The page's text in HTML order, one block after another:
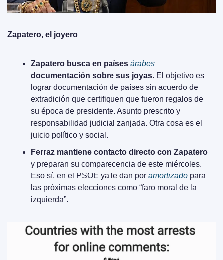
Zapatero, el joyero
Zapatero busca en países árabes
documentación sobre sus joyas. El objetivo es
lograr documentación de países sin acuerdo de
extradición que certifiquen que fueron regalos de
su época de presidente. Asunto prescrito y
responsabilidad judicial zanjada. Otra cosa es el
juicio político y social.
Ferraz mantiene contacto directo con Zapatero
y preparan su comparecencia de este miércoles.
Eso sí, en el PSOE ya le dan por amortizado para
las próximas elecciones como “faro moral de la
izquierda”.